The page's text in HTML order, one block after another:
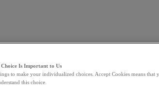
Choice Is Important to Us
to make your individualized choices. Accept Cookies means that
this choice.